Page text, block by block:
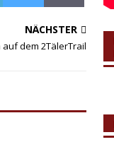
NÄCHSTER
dem 2TälerTrail